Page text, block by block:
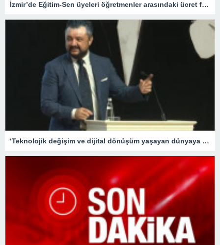
İzmir’de Eğitim-Sen üyeleri öğretmenler arasındaki ücret farklılığına tepki gösterdi
‘Teknolojik değişim ve dijital dönüşüm yaşayan dünyaya hızlı adapte olabilecek nesiller yetiştirme gayretindeyiz’